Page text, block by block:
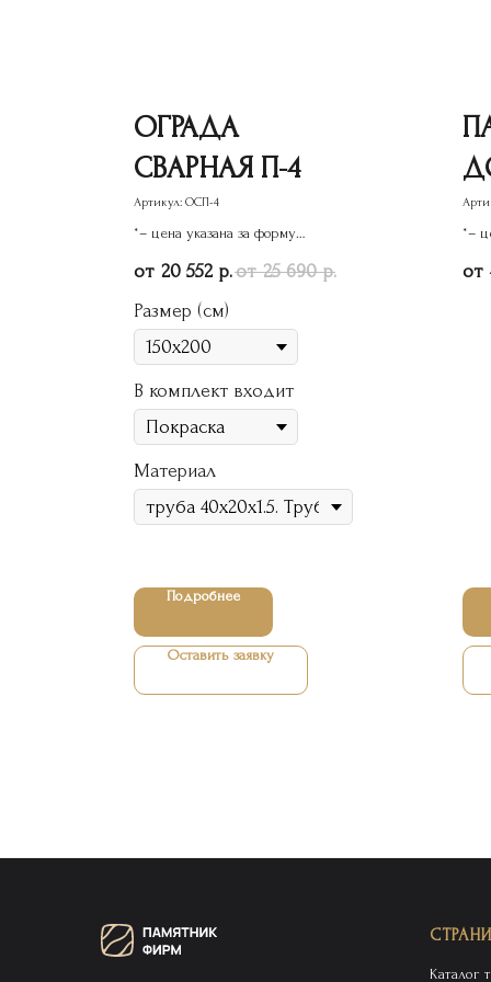
ОГРАДА
СВАРНАЯ П-4
Артикул: ОСП-4
*– цена указана за форму
20 552 р. 25 690 р.
Размер (см)
В комплект входит
Материал
Подробнее
Оставить заявку
*–
Каталог